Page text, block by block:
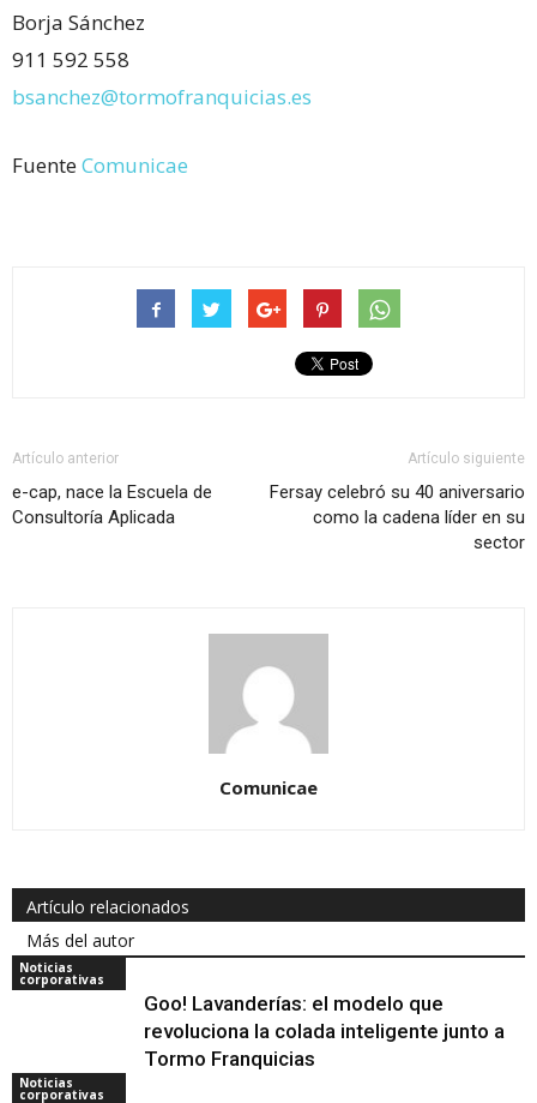
Borja Sánchez
911 592 558
bsanchez@tormofranquicias.es
FuenteComunicae
Artículo anterior
e-cap, nace la Escuela de
Consultoría Aplicada
Artículo siguiente
Fersay celebró su 40 aniversario
como la cadena líder en su
sector
Comunicae
Artículo relacionados
Más del autor
Noticias
corporativas
Goo! Lavanderías: el modelo que
revoluciona la colada inteligente junto a
Tormo Franquicias
Noticias
corporativas